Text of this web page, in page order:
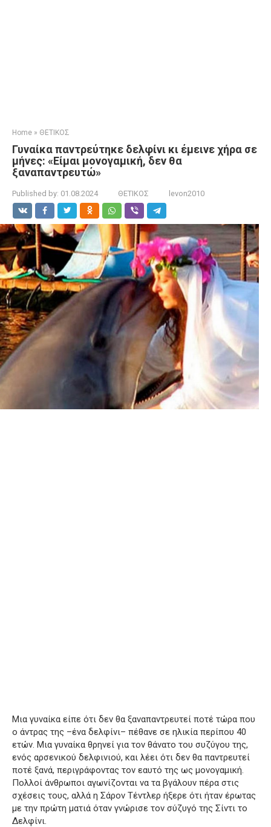
Home » ΘΕΤΙΚΟΣ
Γυναίκα παντρεύτηκε δελφίνι κι έμεινε χήρα σε
μήνες: «Είμαι μονογαμική, δεν θα
ξαναπαντρευτώ»
Published by: 01.08.2024 ΘΕΤΙΚΟΣ levon2010
Μια γυναίκα είπε ότι δεν θα ξαναπαντρευτεί ποτέ τώρα που
ο άντρας της –ένα δελφίνι– πέθανε σε ηλικία περίπου 40
ετών. Μια γυναίκα θρηνεί για τον θάνατο του συζύγου της,
ενός αρσενικού δελφινιού, και λέει ότι δεν θα παντρευτεί
ποτέ ξανά, περιγράφοντας τον εαυτό της ως μονογαμική.
Πολλοί άνθρωποι αγωνίζονται να τα βγάλουν πέρα στις
σχέσεις τους, αλλά η Σάρον Τέντλερ ήξερε ότι ήταν έρωτας
με την πρώτη ματιά όταν γνώρισε τον σύζυγό της Σίντι το
Δελφίνι.